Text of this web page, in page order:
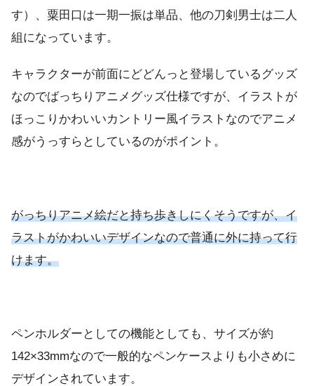
す）、粟田口は一期一振は単品、他の刀剣男士は二人
組になっています。
キャラクターが前面にどどんっと登場しているグッズ
なのでばっちりアニメグッズ仕様ですが、イラストが
ほっこりかわいいカントリー風イラストなのでアニメ
感がうっすらとしているのがポイント。
がっちりアニメ絵だと持ち歩きしにくそうですが、イ
ラストがかわいいデザインなので普通に外に持って行
けます。
ペンホルダーとしての機能としても、サイズが約
142×33mmなので一般的なペンケースよりも小さめに
デザインされています。